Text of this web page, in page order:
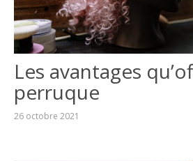
Les avantages
perruque
26 octobre 2021